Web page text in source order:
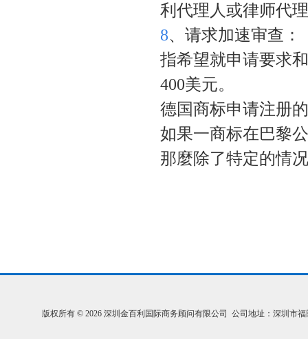
利代理人或律师代
8、请求加速审查：
指希望就申请要求
400美元。
德国商标申请注册
如果一商标在巴黎
那麼除了特定的情
版权所有 © 2026 深圳金百利国际商务顾问有限公司 公司地址：深圳市